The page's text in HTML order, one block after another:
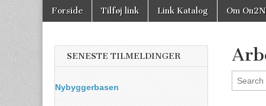
Main
menu
Skip
Forside Tilføj link Link Katalog Om
SENESTE TILMELDINGER
Nybyggerbasen